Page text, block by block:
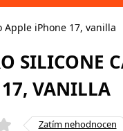
Apple iPhone 17, vanilla
SILICONE
VANILLA
Zatím nehodnocen